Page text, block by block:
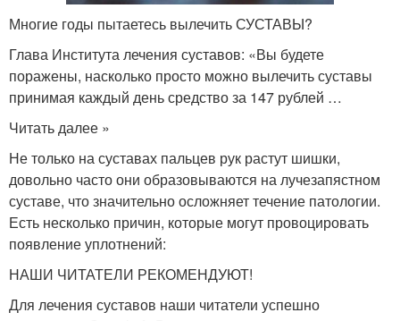
Многие годы пытаетесь вылечить СУСТАВЫ?
Глава Института лечения суставов: «Вы будете
поражены, насколько просто можно вылечить суставы
принимая каждый день средство за 147 рублей …
Читать далее »
Не только на суставах пальцев рук растут шишки,
довольно часто они образовываются на лучезапястном
суставе, что значительно осложняет течение патологии.
Есть несколько причин, которые могут провоцировать
появление уплотнений:
НАШИ ЧИТАТЕЛИ РЕКОМЕНДУЮТ!
Для лечения суставов наши читатели успешно